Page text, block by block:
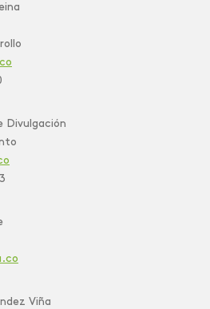
Divulgación
Viña